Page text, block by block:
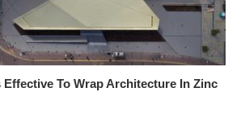
Effective To Wrap Architecture In Zinc